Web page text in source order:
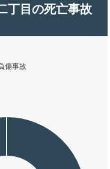
丁目の死亡事故